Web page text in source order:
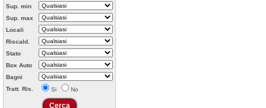
Sup. min
Sup. max
Locali
Riscald.
Stato
Box Auto
Bagni
Tratt. Ris.
Si No